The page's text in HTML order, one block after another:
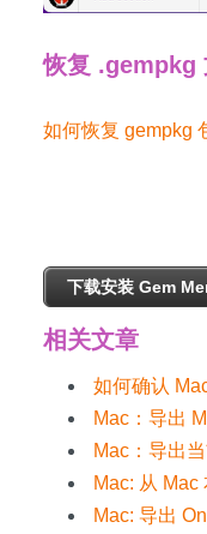
恢复 .gempkg
如何恢复 gempkg
下载安装 Gem
相关文章
如何确认
Mac：导出
Mac：导出
Mac: 从 Mac
Mac: 导出